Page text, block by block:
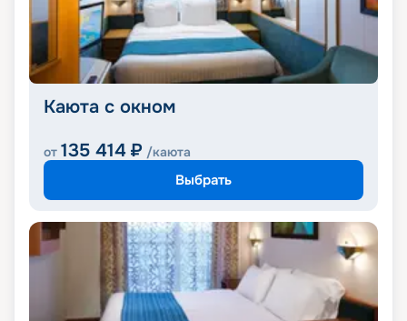
Каюта с окном
от 135 414 ₽ /каюта
Выбрать